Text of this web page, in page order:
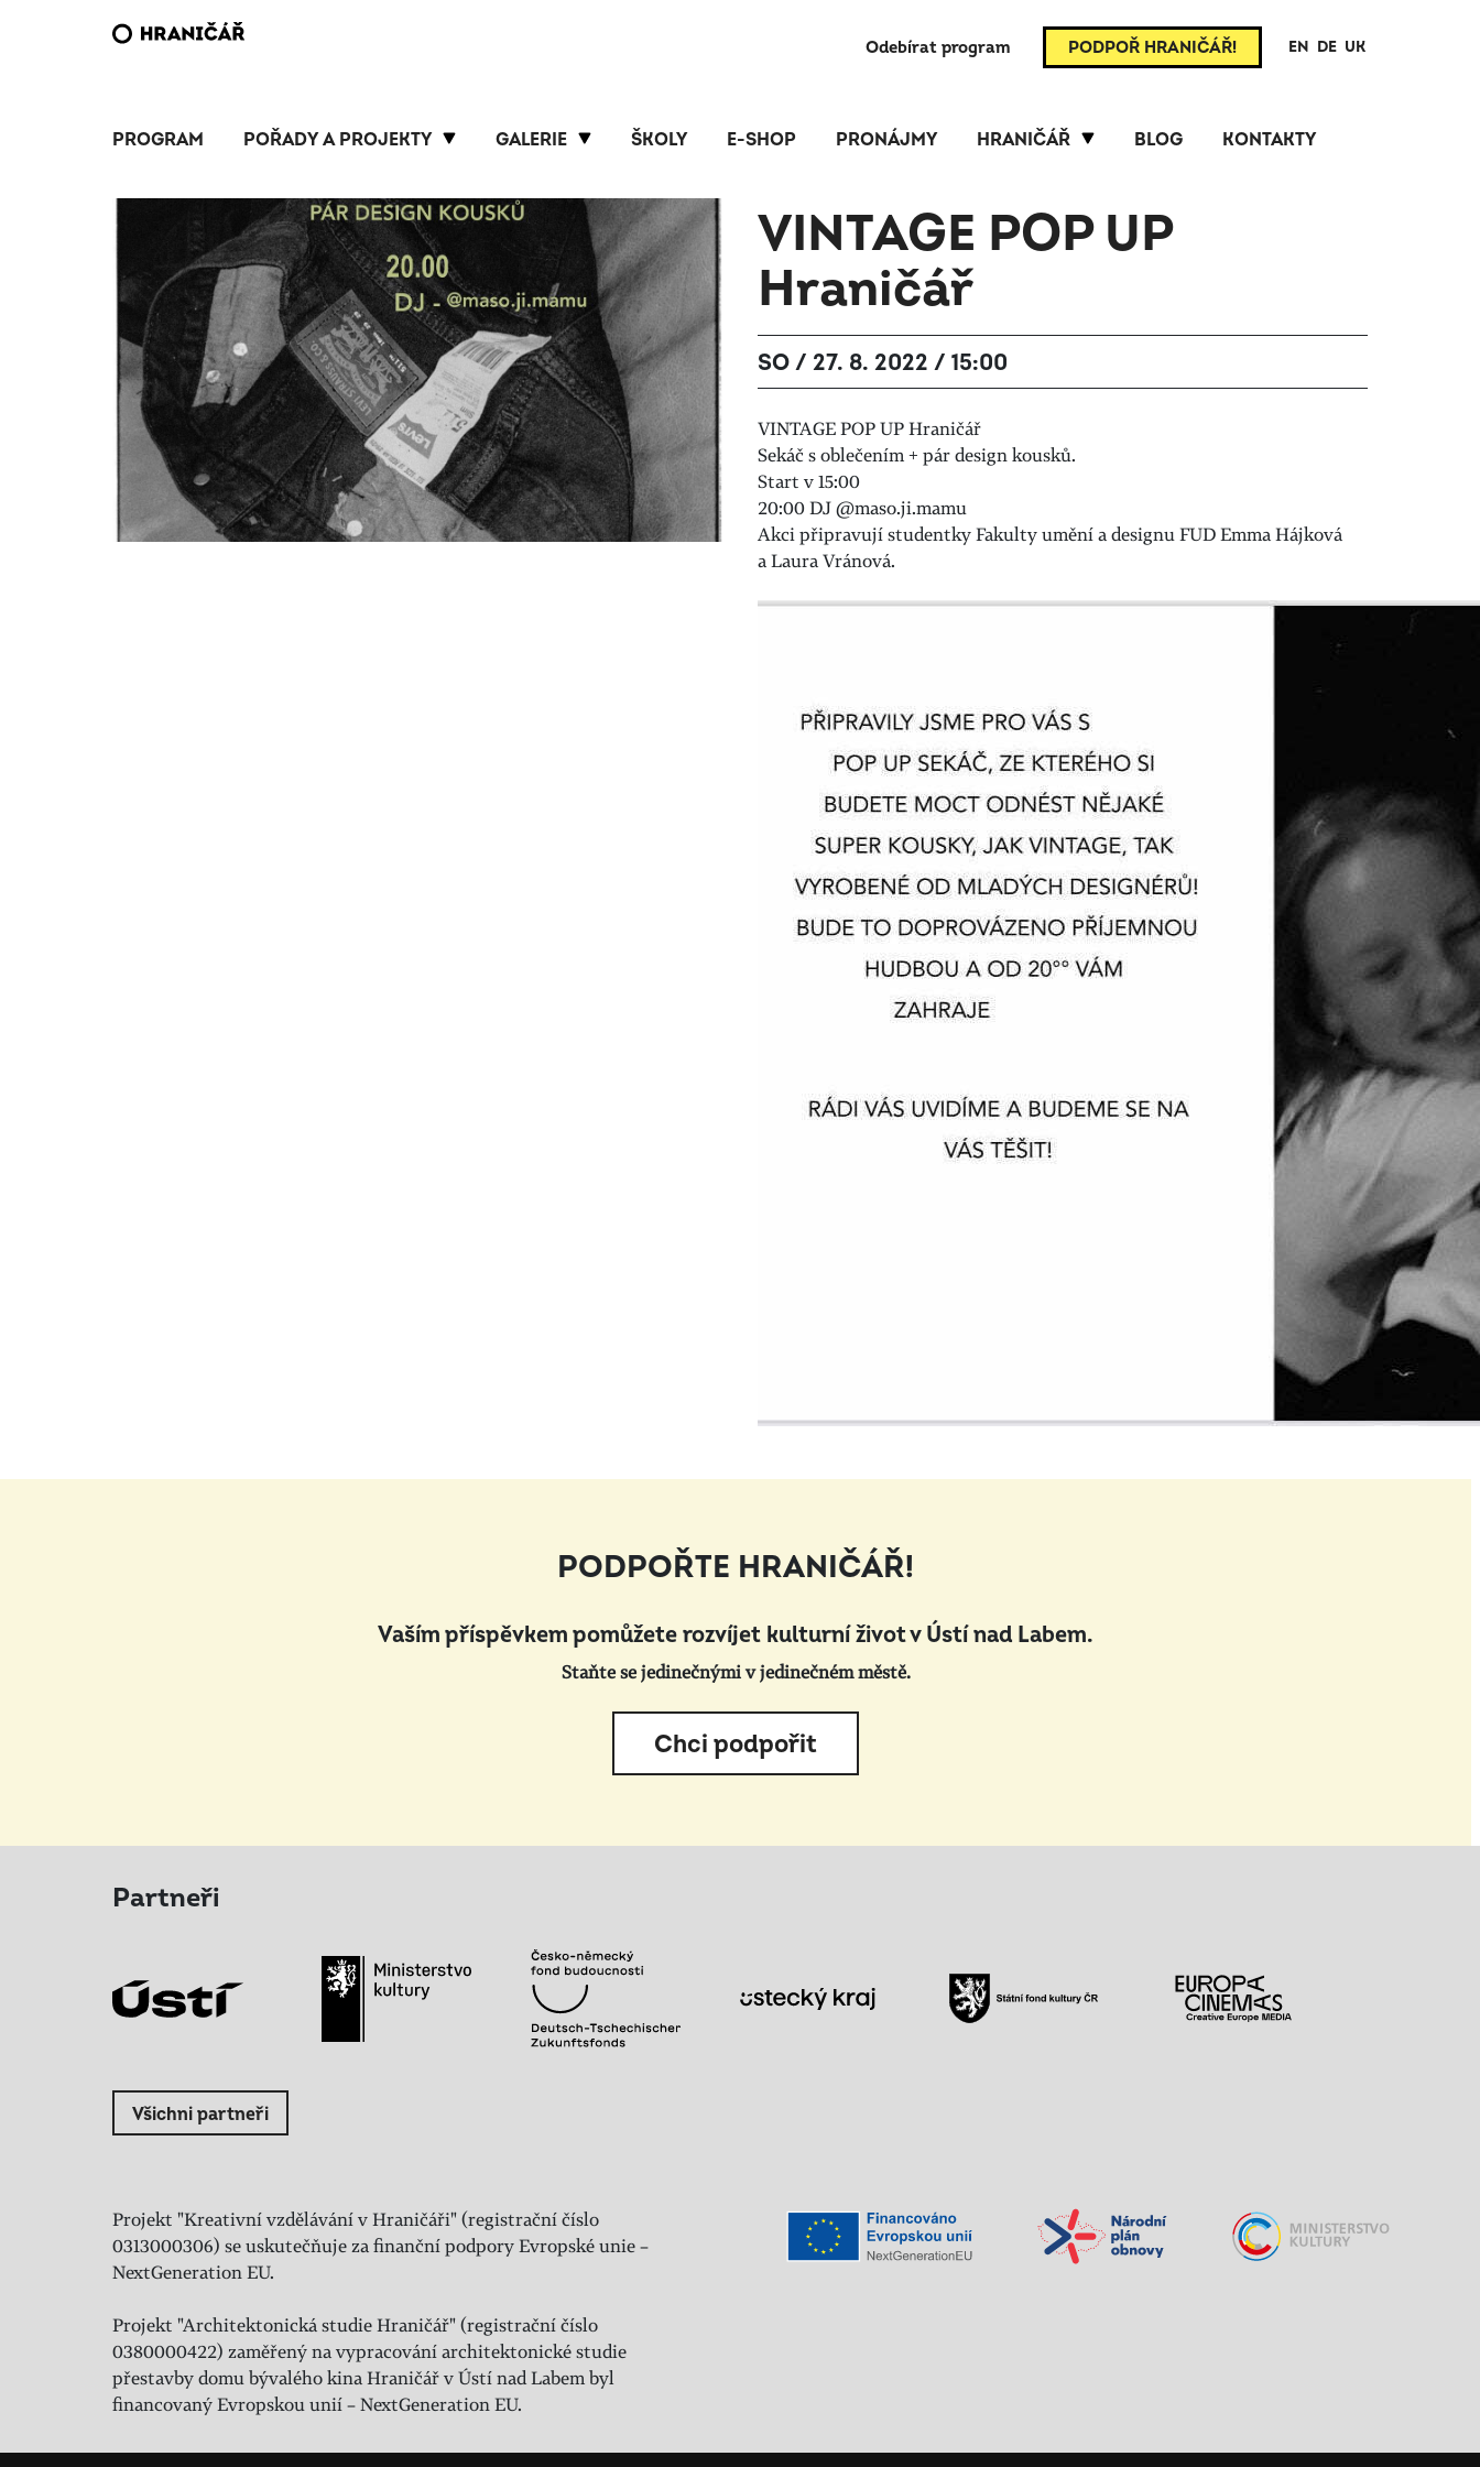
Odebírat program PODPOŘ HRANIČÁŘ! EN DE UK
PROGRAM POŘADY A PROJEKTY GALERIE ŠKOLY E-SHOP PRONÁJMY HRANIČÁŘ BLOG KONTAKTY
VINTAGE POP UP
Hraničář
SO / 27. 8. 2022 / 15:00
VINTAGE POP UP Hraničář
Sekáč s oblečením + pár design kousků.
Start v 15:00
20:00 DJ @maso.ji.mamu
Akci připravují studentky Fakulty umění a designu FUD Emma Hájková
a Laura Vránová.
PODPOŘTE HRANIČÁŘ!
Vaším příspěvkem pomůžete rozvíjet kulturní život v Ústí nad Labem.
Staňte se jedinečnými v jedinečném městě.
Chci podpořit
Partneři
Všichni partneři
Projekt "Kreativní vzdělávání v Hraničáři" (registrační číslo
0313000306) se uskutečňuje za finanční podpory Evropské unie –
NextGeneration EU.
Projekt "Architektonická studie Hraničář" (registrační číslo
0380000422) zaměřený na vypracování architektonické studie
přestavby domu bývalého kina Hraničář v Ústí nad Labem byl
financovaný Evropskou unií – NextGeneration EU.